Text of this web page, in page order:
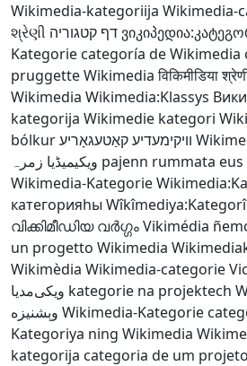
Wikimedia-kategoriija Wikimedia-
શ્રેણી דף קטגוריה
Kategorie categoría de Wikimedia
pruggette Wikimedia विकिमीडिया
Wikimedia Wikimedia:Klassys
kategorija Wikimedie kategori
bólkurוויקימעדיע קאַטעגאָריע
ویکیمیڈیا زمرہ pajenn rummata
Wikimedia-Kategorie
категорияһы Wîkîmediya:Kategorî
വിക്കിമീഡിയ വർഗ്ഗംVikimédia
un progetto Wikimedia
Wikimèdia Wikimedia-categorie
ویکی‌مدیا kategorie na projektech
وېشنيزه Wikimedia-Kategorie
Kategoriya ning Wikimedia
kategorija categoria de um